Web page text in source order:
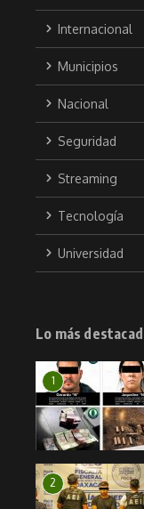
Internacional
Municipios
Nacional
Seguridad
Streaming
Tecnología
Universidad
Lo más
1
2